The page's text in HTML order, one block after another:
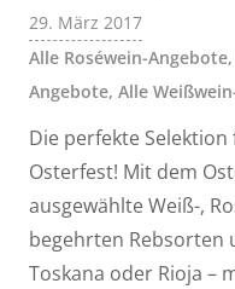
29. März 2017
Alle Roséwein-Angebote,
Angebote, Alle
Die perfekte
Osterfest! Mit dem
ausgewählte Weiß-,
begehrten Rebsorten
Toskana oder Rioja –